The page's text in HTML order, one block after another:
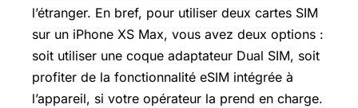
l’étranger. En bref, pour utiliser deux cartes SIM
sur un iPhone XS Max, vous avez deux options :
soit utiliser une coque adaptateur Dual SIM, soit
profiter de la fonctionnalité eSIM intégrée à
l’appareil, si votre opérateur la prend en charge.